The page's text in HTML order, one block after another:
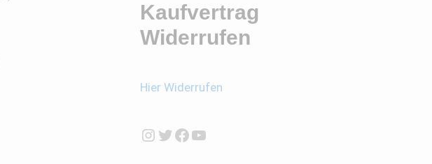
Kaufvertrag
Widerrufen
Hier Widerrufen
Instagram
Twitter
Facebook
YouTube